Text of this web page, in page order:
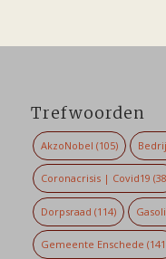
Trefwoorden
AkzoNobel (105)
Coronacrisis | Covid19
Dorpsraad (114)
Gemeente Enschede